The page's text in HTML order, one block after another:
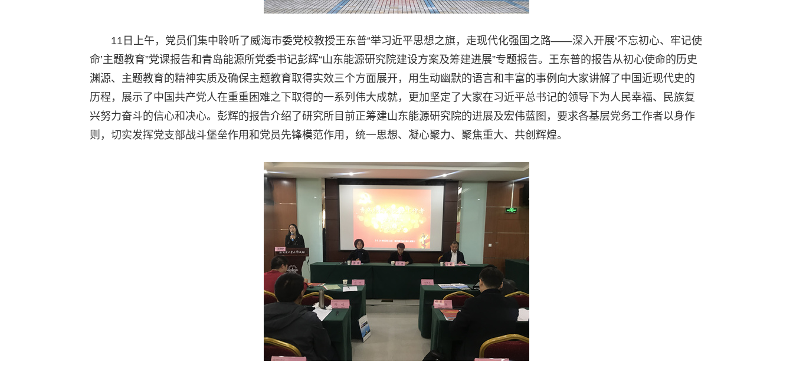
11日上午，党员们集中聆听了威海市委党校教授王东普“举习近平思想之旗，走现代化强国之路——深入开展‘不忘初心、牢记使
命’主题教育”党课报告和青岛能源所党委书记彭辉“山东能源研究院建设方案及筹建进展”专题报告。王东普的报告从初心使命的历史
渊源、主题教育的精神实质及确保主题教育取得实效三个方面展开，用生动幽默的语言和丰富的事例向大家讲解了中国近现代史的
历程，展示了中国共产党人在重重困难之下取得的一系列伟大成就，更加坚定了大家在习近平总书记的领导下为人民幸福、民族复
兴努力奋斗的信心和决心。彭辉的报告介绍了研究所目前正筹建山东能源研究院的进展及宏伟蓝图，要求各基层党务工作者以身作
则，切实发挥党支部战斗堡垒作用和党员先锋模范作用，统一思想、凝心聚力、聚焦重大、共创辉煌。